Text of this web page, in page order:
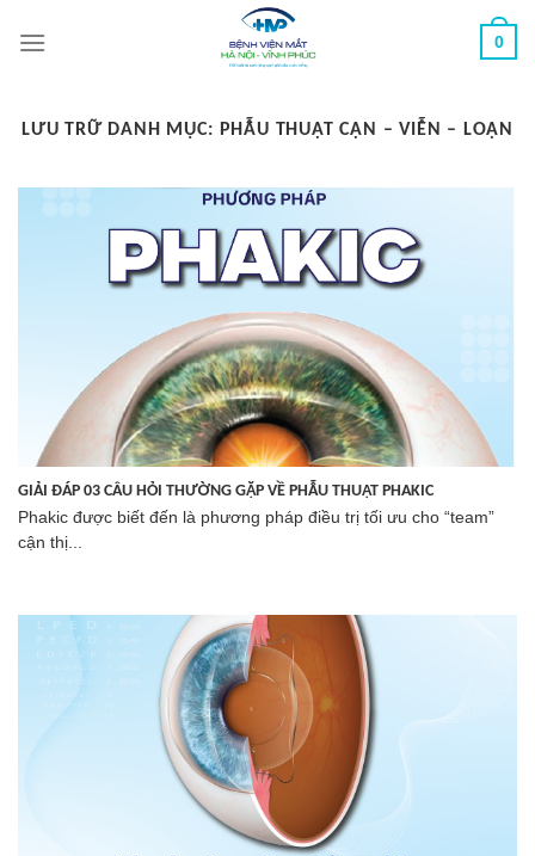
đến
0
LƯU TRỮ DANH MỤC: PHẪU THUẬT CẬN – VIỄN – LOẠN
GIẢI ĐÁP 03 CÂU HỎI THƯỜNG GẶP VỀ PHẪU THUẬT PHAKIC
Phakic được biết đến là phương pháp điều trị tối ưu cho “team”
cận thị...